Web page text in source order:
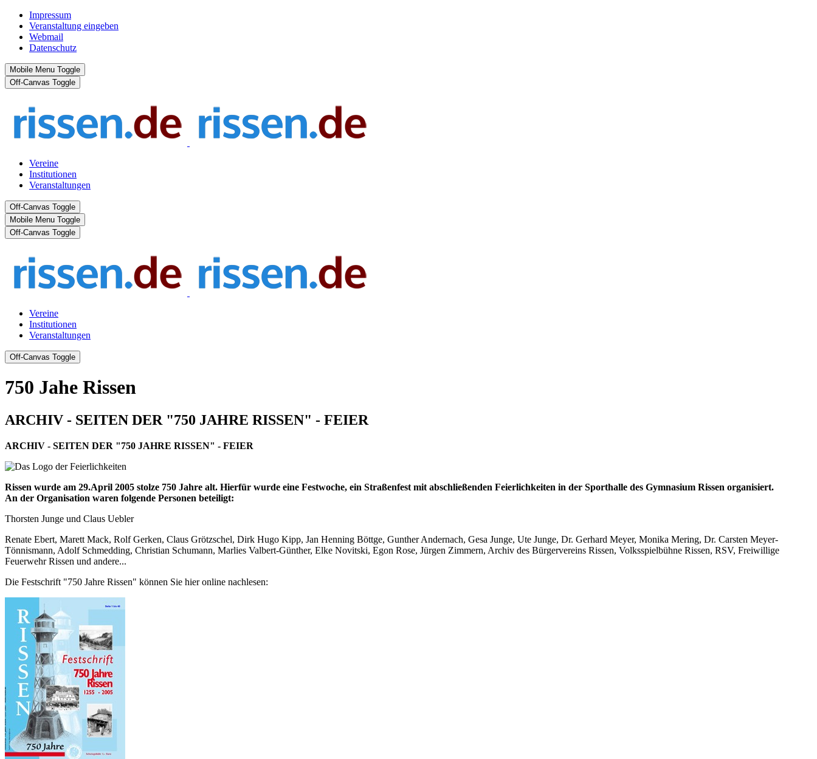
Impressum
Veranstaltung eingeben
Webmail
Datenschutz
Mobile Menu Toggle
Off-Canvas Toggle
Vereine
Institutionen
Veranstaltungen
Off-Canvas Toggle
Mobile Menu Toggle
Off-Canvas Toggle
Vereine
Institutionen
Veranstaltungen
Off-Canvas Toggle
750 Jahe Rissen
ARCHIV - SEITEN DER "750 JAHRE RISSEN" - FEIER
ARCHIV - SEITEN DER "750 JAHRE RISSEN" - FEIER
Rissen wurde am 29.April 2005 stolze 750 Jahre alt. Hierfür wurde eine Festwoche, ein Straßenfest mit abschließenden Feierlichkeiten in der Sporthalle des Gymnasium Rissen organisiert.
An der Organisation waren folgende Personen beteiligt:
Thorsten Junge und Claus Uebler
Renate Ebert, Marett Mack, Rolf Gerken, Claus Grötzschel, Dirk Hugo Kipp, Jan Henning Böttge, Gunther Andernach, Gesa Junge, Ute Junge, Dr. Gerhard Meyer, Monika Mering, Dr. Carsten Meyer-
Tönnismann, Adolf Schmedding, Christian Schumann, Marlies Valbert-Günther, Elke Novitski, Egon Rose, Jürgen Zimmern, Archiv des Bürgervereins Rissen, Volksspielbühne Rissen, RSV, Freiwillige
Feuerwehr Rissen und andere...
Die Festschrift "750 Jahre Rissen" können Sie hier online nachlesen: